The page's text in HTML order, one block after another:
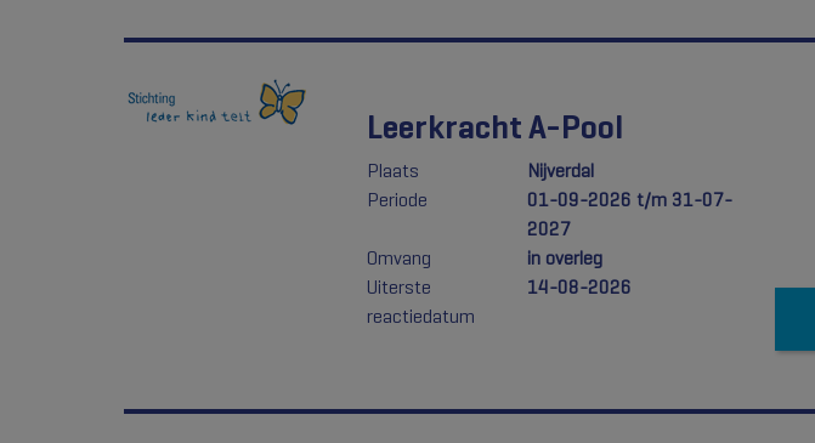
Leerkracht A-Pool
Plaats
Nijverdal
Periode
01-09-2026 t/m 31-07-
2027
Omvang
in overleg
Uiterste
reactiedatum
14-08-2026